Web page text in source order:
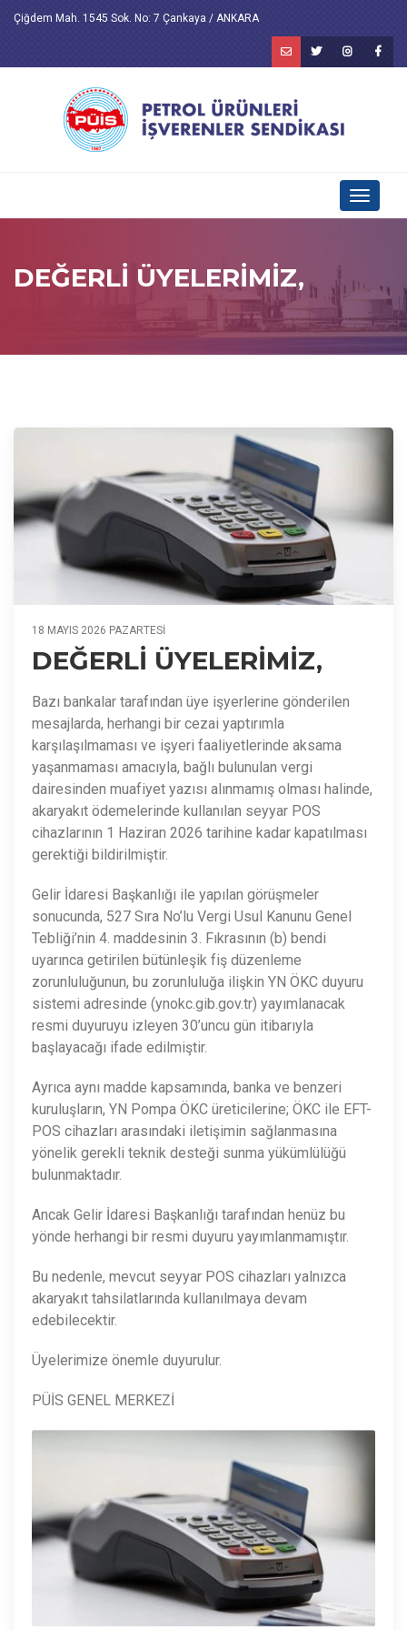
Çiğdem Mah. 1545 Sok. No: 7 Çankaya / ANKARA
Toggle
DEĞERLİ ÜYELERİMİZ,
18 MAYIS 2026 PAZARTESI
DEĞERLİ ÜYELERİMİZ,
Bazı bankalar tarafından üye işyerlerine gönderilen
mesajlarda, herhangi bir cezai yaptırımla
karşılaşılmaması ve işyeri faaliyetlerinde aksama
yaşanmaması amacıyla, bağlı bulunulan vergi
dairesinden muafiyet yazısı alınmamış olması halinde,
akaryakıt ödemelerinde kullanılan seyyar POS
cihazlarının 1 Haziran 2026 tarihine kadar kapatılması
gerektiği bildirilmiştir.
Gelir İdaresi Başkanlığı ile yapılan görüşmeler
sonucunda, 527 Sıra No’lu Vergi Usul Kanunu Genel
Tebliği’nin 4. maddesinin 3. Fıkrasının (b) bendi
uyarınca getirilen bütünleşik fiş düzenleme
zorunluluğunun, bu zorunluluğa ilişkin YN ÖKC duyuru
sistemi adresinde (ynokc.gib.gov.tr) yayımlanacak
resmi duyuruyu izleyen 30’uncu gün itibarıyla
başlayacağı ifade edilmiştir.
Ayrıca aynı madde kapsamında, banka ve benzeri
kuruluşların, YN Pompa ÖKC üreticilerine; ÖKC ile EFT-
POS cihazları arasındaki iletişimin sağlanmasına
yönelik gerekli teknik desteği sunma yükümlülüğü
bulunmaktadır.
Ancak Gelir İdaresi Başkanlığı tarafından henüz bu
yönde herhangi bir resmi duyuru yayımlanmamıştır.
Bu nedenle, mevcut seyyar POS cihazları yalnızca
akaryakıt tahsilatlarında kullanılmaya devam
edebilecektir.
Üyelerimize önemle duyurulur.
PÜİS GENEL MERKEZİ